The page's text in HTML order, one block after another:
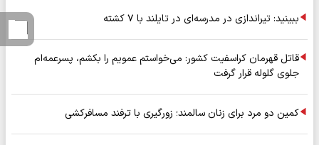
ببینید: تیراندازی در مدرسه‌ای در تایلند با ۷ کشته
قاتل قهرمان کراسفیت کشور: می‌خواستم عمویم را بکشم، پسرعمه‌ام
جلوی گلوله قرار گرفت
کمین دو مرد برای زنان سالمند؛ زورگیری با ترفند مسافرکشی